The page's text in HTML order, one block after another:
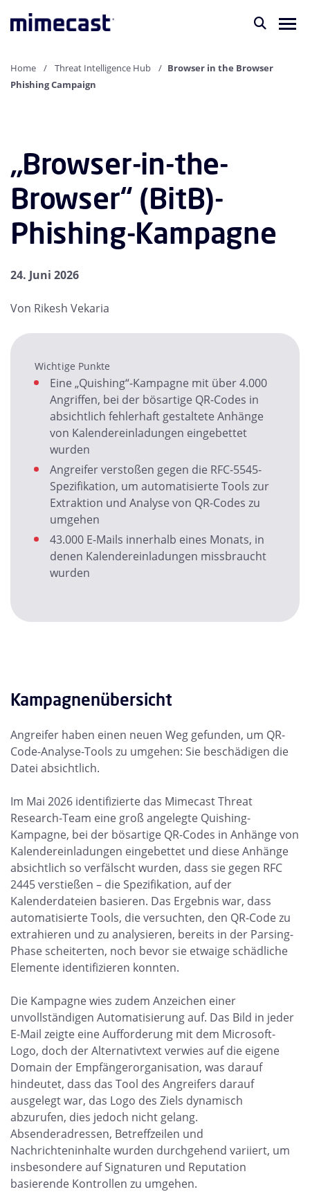
Home Threat Intelligence Hub
Browser in the Browser
Phishing Campaign
„Browser-in-the-
Browser“ (BitB)-
Phishing-Kampagne
24. Juni 2026
Von Rikesh Vekaria
Wichtige Punkte
Eine „Quishing“-Kampagne mit über 4.000
Angriffen, bei der bösartige QR-Codes in
absichtlich fehlerhaft gestaltete Anhänge
von Kalendereinladungen eingebettet
wurden
Angreifer verstoßen gegen die RFC-5545-
Spezifikation, um automatisierte Tools zur
Extraktion und Analyse von QR-Codes zu
umgehen
43.000 E-Mails innerhalb eines Monats, in
denen Kalendereinladungen missbraucht
wurden
Kampagnenübersicht
Angreifer haben einen neuen Weg gefunden, um QR-
Code-Analyse-Tools zu umgehen: Sie beschädigen die
Datei absichtlich.
Im Mai 2026 identifizierte das Mimecast Threat
Research-Team eine groß angelegte Quishing-
Kampagne, bei der bösartige QR-Codes in Anhänge von
Kalendereinladungen eingebettet und diese Anhänge
absichtlich so verfälscht wurden, dass sie gegen RFC
2445 verstießen – die Spezifikation, auf der
Kalenderdateien basieren. Das Ergebnis war, dass
automatisierte Tools, die versuchten, den QR-Code zu
extrahieren und zu analysieren, bereits in der Parsing-
Phase scheiterten, noch bevor sie etwaige schädliche
Elemente identifizieren konnten.
Die Kampagne wies zudem Anzeichen einer
unvollständigen Automatisierung auf. Das Bild in jeder
E-Mail zeigte eine Aufforderung mit dem Microsoft-
Logo, doch der Alternativtext verwies auf die eigene
Domain der Empfängerorganisation, was darauf
hindeutet, dass das Tool des Angreifers darauf
ausgelegt war, das Logo des Ziels dynamisch
abzurufen, dies jedoch nicht gelang.
Absenderadressen, Betreffzeilen und
Nachrichteninhalte wurden durchgehend variiert, um
insbesondere auf Signaturen und Reputation
basierende Kontrollen zu umgehen.